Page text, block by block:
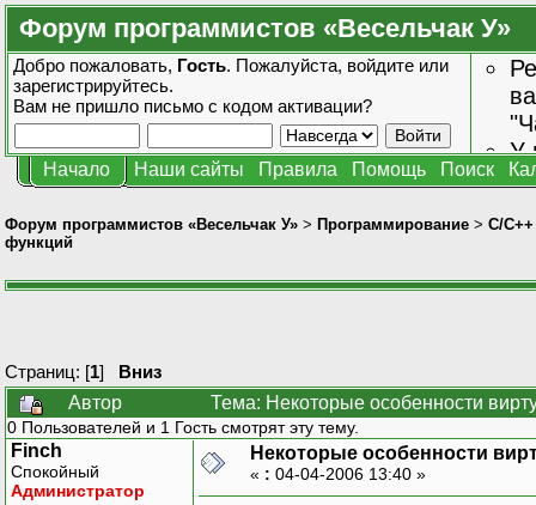
Форум программистов «Весельчак У»
Добро пожаловать, Гость. Пожалуйста, войдите или
зарегистрируйтесь.
Вам не пришло письмо с кодом активации?
У
Начало Наши сайты Правила Помощь Поиск
Форум программистов «Весельчак У» > Программирование > C/C++
функций
Страниц: [1] Вниз
Автор
Тема: Некоторые особенности
0 Пользователей и 1 Гость смотрят эту тему.
Finch
Спокойный
Администратор
Некоторые особенности
« : 04-04-2006 13:40 »